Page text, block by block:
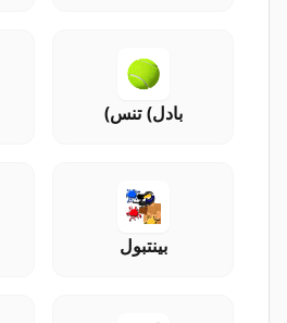
بادل) تنس)
بينتبول